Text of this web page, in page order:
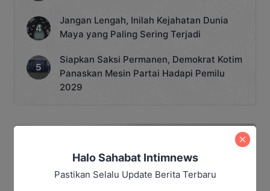
Jangan Lengah, Inilah Kejahatan Dunia
Maya yang Paling Sering Terjadi
Siapkan Saksi Permanen, Demokrat Kotim
Panaskan Mesin Partai Hadapi Pemilu
2029
Halo Sahabat Intimnews
Pastikan Selalu Update Berita Terbaru